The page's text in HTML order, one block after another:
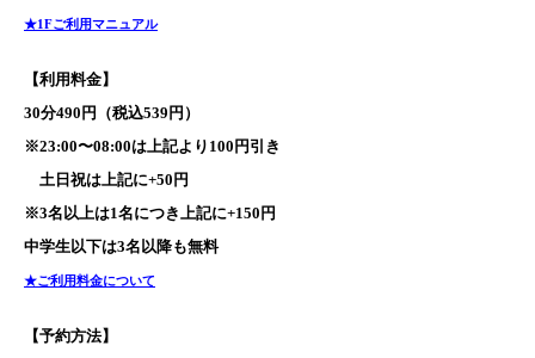
★1Fご利用マニュアル
【利用料金】
30分490円（税込539円）
※23:00〜08:00は上記より100円引き
土日祝は上記に+50円
※3名以上は1名につき上記に+150円
中学生以下は3名以降も無料
★ご利用料金について
【予約方法】